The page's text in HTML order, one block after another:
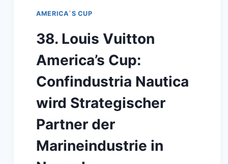
AMERICA`S CUP
38. Louis Vuitton
America’s Cup:
Confindustria Nautica
wird Strategischer
Partner der
Marineindustrie in